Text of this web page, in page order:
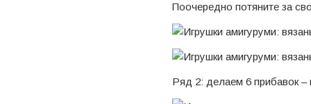
Поочередно потяните за
Ряд 2: делаем 6 прибавок